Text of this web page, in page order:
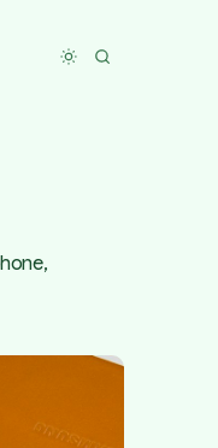
Toggle dark mode